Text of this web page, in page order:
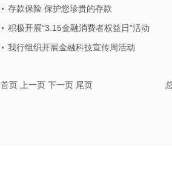
存款保险 保护您珍贵的存款
积极开展“3.15金融消费者权益日”活动
我行组织开展金融科技宣传周活动
首页 上一页 下一页 尾页